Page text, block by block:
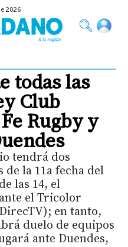
2026
todas las
Club
Rugby y
tendrá dos
la 11a fecha del
las 14, el
el Tricolor
en tanto,
duelo de equipos
ante Duendes,